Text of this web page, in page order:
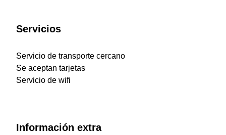
Servicios
Servicio de transporte cercano
Se aceptan tarjetas
Servicio de wifi
Información extra